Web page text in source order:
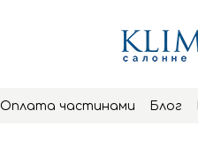
Оплата частинами Блог